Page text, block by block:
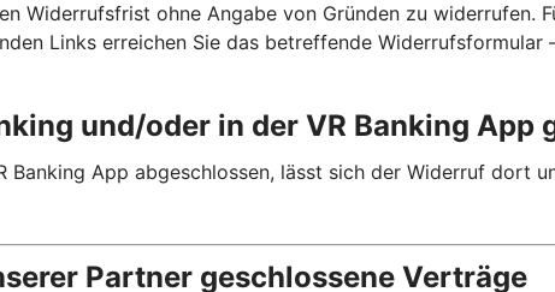
Widerrufsfrist ohne Angabe von Gründen zu
Links erreichen Sie das betreffende
und/oder in der VR Banking App
Banking App abgeschlossen, lässt sich der Widerruf dort
Partner geschlossene Verträge